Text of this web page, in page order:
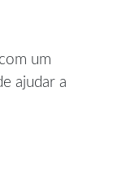
um
ajudar a